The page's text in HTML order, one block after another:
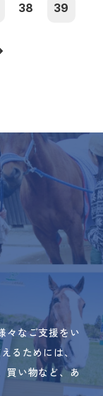
38 39
々なご支援をい
るためには、
買い物など、あ